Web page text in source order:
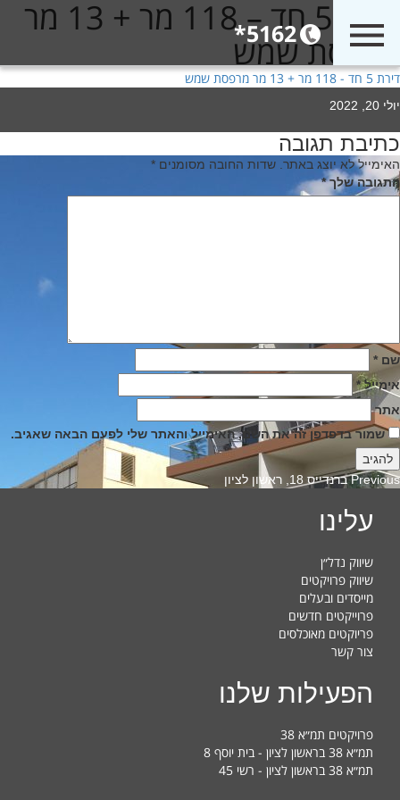
5162* דירת 5 חד – 118 מר + 13 מר
מרפסת שמש
דירת 5 חד - 118 מר + 13 מר מרפסת שמש
Posted
יולי 20, 2022
כתיבת תגובה
האימייל לא יוצג באתר. שדות החובה מסומנים *
התגובה שלך*
שם *
אימייל*
אתר
שמור בדפדפן זה את השם, האימייל והאתר שלי לפעם הבאה שאגיב.
ניווט
Previous
Previous
ברנדייס 18, ראשון לציון
עלינו
שיווק נדל״ן
שיווק פרויקטים
מייסדים ובעלים
פרוייקטים חדשים
פריוקטים מאוכלסים
צור קשר
הפעילות שלנו
פרויקטים תמ״א 38
תמ״א 38 בראשון לציון - בית יוסף 8
תמ״א 38 בראשון לציון - רשי 45